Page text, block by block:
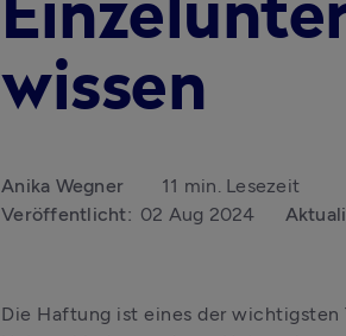
wissen
Anika Wegner
11 min. Lesezeit
Veröffentlicht: 02 Aug 2024
Die Haftung ist eines der